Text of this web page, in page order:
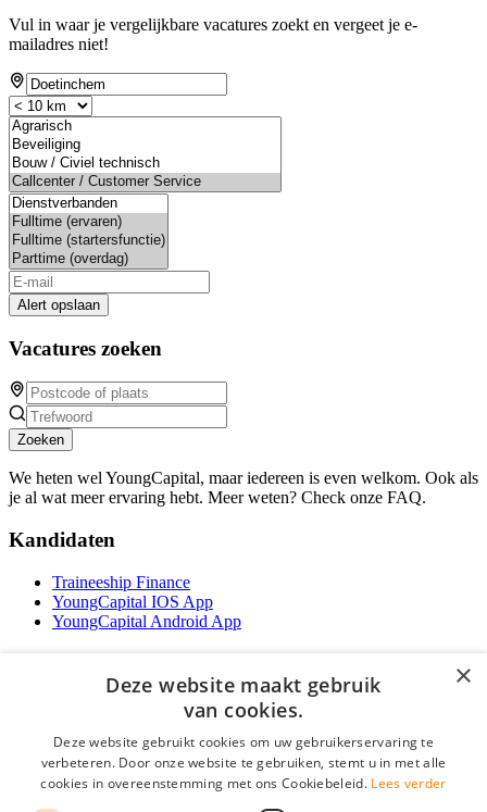
Vul in waar je vergelijkbare vacatures zoekt en vergeet je e-
mailadres niet!
Alert opslaan
Vacatures zoeken
Zoeken
We heten wel YoungCapital, maar iedereen is even welkom. Ook als
je al wat meer ervaring hebt. Meer weten? Check onze FAQ.
Kandidaten
Traineeship Finance
YoungCapital IOS App
YoungCapital Android App
Contractvormen
Brochure aanvragen
Vacature aanmelden
×
Deze website maakt gebruik
van cookies.
Deze website gebruikt cookies om uw gebruikerservaring te
verbeteren. Door onze website te gebruiken, stemt u in met alle
cookies in overeenstemming met ons Cookiebeleid. Lees verder